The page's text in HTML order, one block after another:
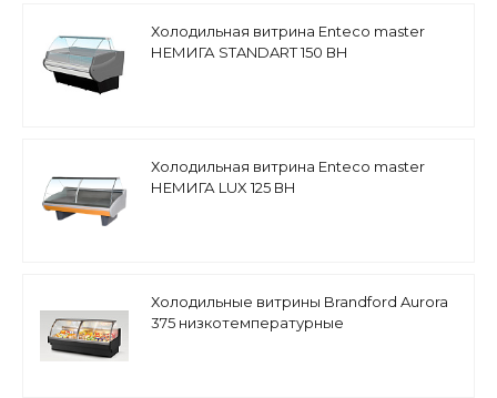
Холодильная витрина Enteco master
НЕМИГА STANDART 150 ВН
Холодильная витрина Enteco master
НЕМИГА LUX 125 ВН
Холодильные витрины Brandford Aurora
375 низкотемпературные